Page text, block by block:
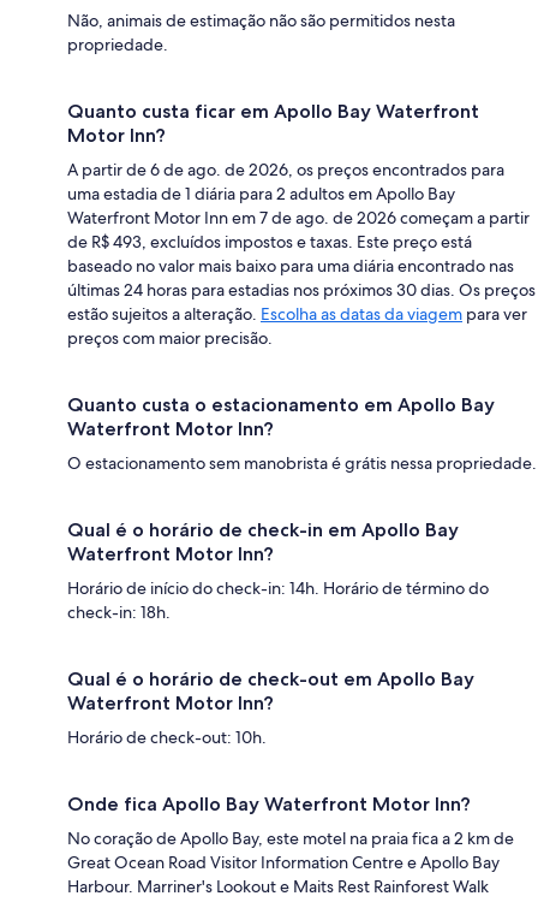
Não, animais de estimação não são permitidos nesta
propriedade.
Quanto custa ficar em Apollo Bay Waterfront
Motor Inn?
A partir de 6 de ago. de 2026, os preços encontrados para
uma estadia de 1 diária para 2 adultos em Apollo Bay
Waterfront Motor Inn em 7 de ago. de 2026 começam a partir
de R$ 493, excluídos impostos e taxas. Este preço está
baseado no valor mais baixo para uma diária encontrado nas
últimas 24 horas para estadias nos próximos 30 dias. Os preços
estão sujeitos a alteração. Escolha as datas da viagem para ver
preços com maior precisão.
Quanto custa o estacionamento em Apollo Bay
Waterfront Motor Inn?
O estacionamento sem manobrista é grátis nessa propriedade.
Qual é o horário de check-in em Apollo Bay
Waterfront Motor Inn?
Horário de início do check-in: 14h. Horário de término do
check-in: 18h.
Qual é o horário de check-out em Apollo Bay
Waterfront Motor Inn?
Horário de check-out: 10h.
Onde fica Apollo Bay Waterfront Motor Inn?
No coração de Apollo Bay, este motel na praia fica a 2 km de
Great Ocean Road Visitor Information Centre e Apollo Bay
Harbour. Marriner's Lookout e Maits Rest Rainforest Walk